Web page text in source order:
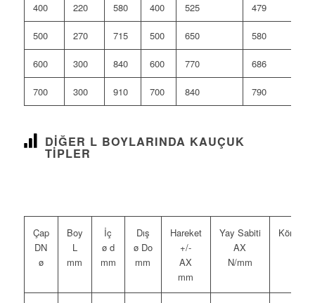
400 220 580 400 525 479
500 270 715 500 650 580
600 300 840 600 770 686
700 300 910 700 840 790
DIĞER L BOYLARINDA KAUÇUK
TIPLER
Çap
DN
ø
Boy
L
mm
İç
ø d
mm
Dış
ø Do
mm
Hareket
+/-
AX
mm
Yay Sabiti
AX
N/mm
Körük